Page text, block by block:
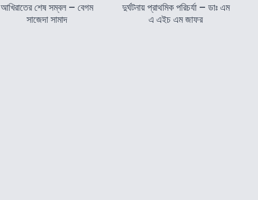
আখিরাতের শেষ সম্বল – বেগম
সাজেদা সামাদ
দুর্ঘটনায় প্রাথমিক পরিচর্যা – ডাঃ এম
এ এইচ এম জাফর